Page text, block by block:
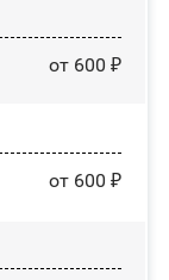
от 600 ₽
от 600 ₽